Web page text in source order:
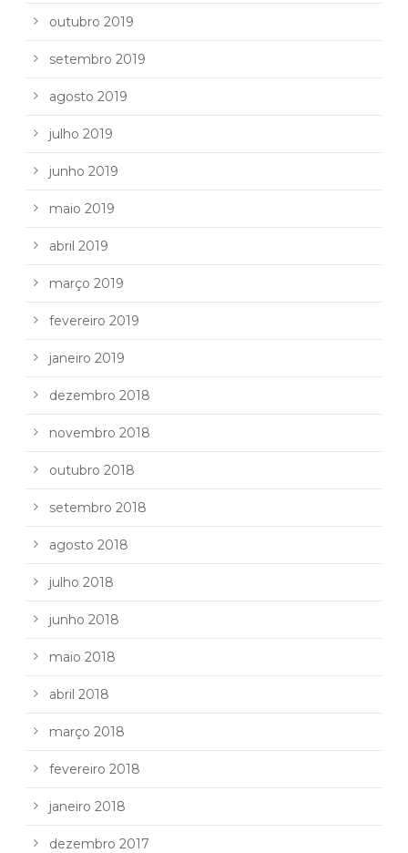
outubro 2019
setembro 2019
agosto 2019
julho 2019
junho 2019
maio 2019
abril 2019
março 2019
fevereiro 2019
janeiro 2019
dezembro 2018
novembro 2018
outubro 2018
setembro 2018
agosto 2018
julho 2018
junho 2018
maio 2018
abril 2018
março 2018
fevereiro 2018
janeiro 2018
dezembro 2017